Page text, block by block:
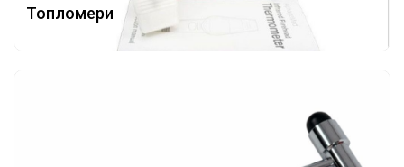
Топломери